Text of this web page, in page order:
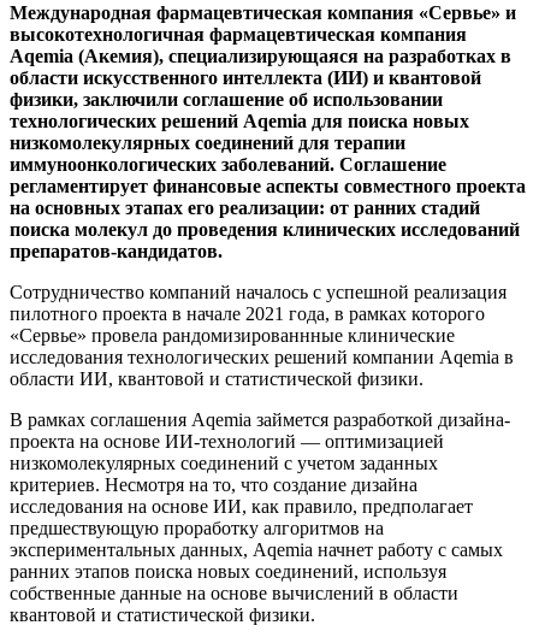
Международная фармацевтическая компания «Сервье» и
высокотехнологичная фармацевтическая компания
Aqemia (Акемия), специализирующаяся на разработках в
области искусственного интеллекта (ИИ) и квантовой
физики, заключили соглашение об использовании
технологических решений Aqemia для поиска новых
низкомолекулярных соединений для терапии
иммуноонкологических заболеваний. Соглашение
регламентирует финансовые аспекты совместного проекта
на основных этапах его реализации: от ранних стадий
поиска молекул до проведения клинических исследований
препаратов-кандидатов.
Сотрудничество компаний началось с успешной реализация
пилотного проекта в начале 2021 года, в рамках которого
«Сервье» провела рандомизированнные клинические
исследования технологических решений компании Aqemia в
области ИИ, квантовой и статистической физики.
В рамках соглашения Aqemia займется разработкой дизайна-
проекта на основе ИИ-технологий — оптимизацией
низкомолекулярных соединений с учетом заданных
критериев. Несмотря на то, что создание дизайна
исследования на основе ИИ, как правило, предполагает
предшествующую проработку алгоритмов на
экспериментальных данных, Aqemia начнет работу с самых
ранних этапов поиска новых соединений, используя
собственные данные на основе вычислений в области
квантовой и статистической физики.